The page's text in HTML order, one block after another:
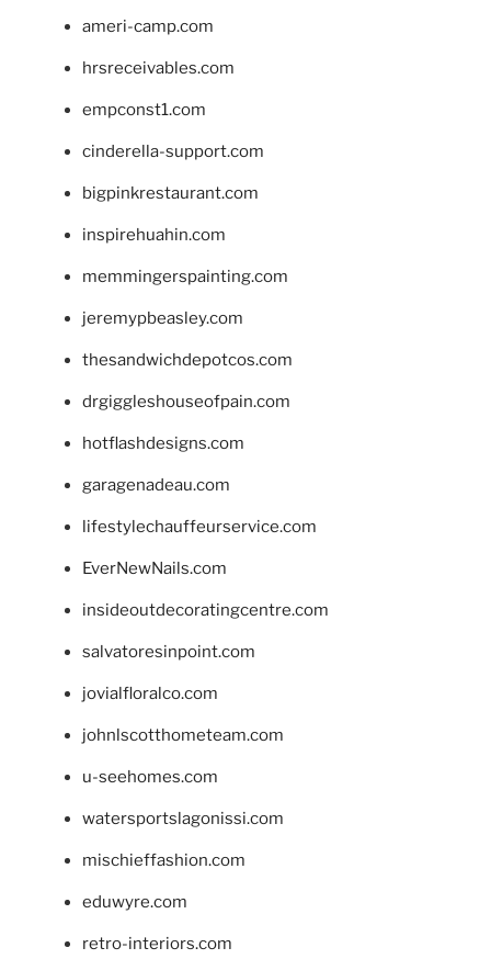
ameri-camp.com
hrsreceivables.com
empconst1.com
cinderella-support.com
bigpinkrestaurant.com
inspirehuahin.com
memmingerspainting.com
jeremypbeasley.com
thesandwichdepotcos.com
drgiggleshouseofpain.com
hotflashdesigns.com
garagenadeau.com
lifestylechauffeurservice.com
EverNewNails.com
insideoutdecoratingcentre.com
salvatoresinpoint.com
jovialfloralco.com
johnlscotthometeam.com
u-seehomes.com
watersportslagonissi.com
mischieffashion.com
eduwyre.com
retro-interiors.com